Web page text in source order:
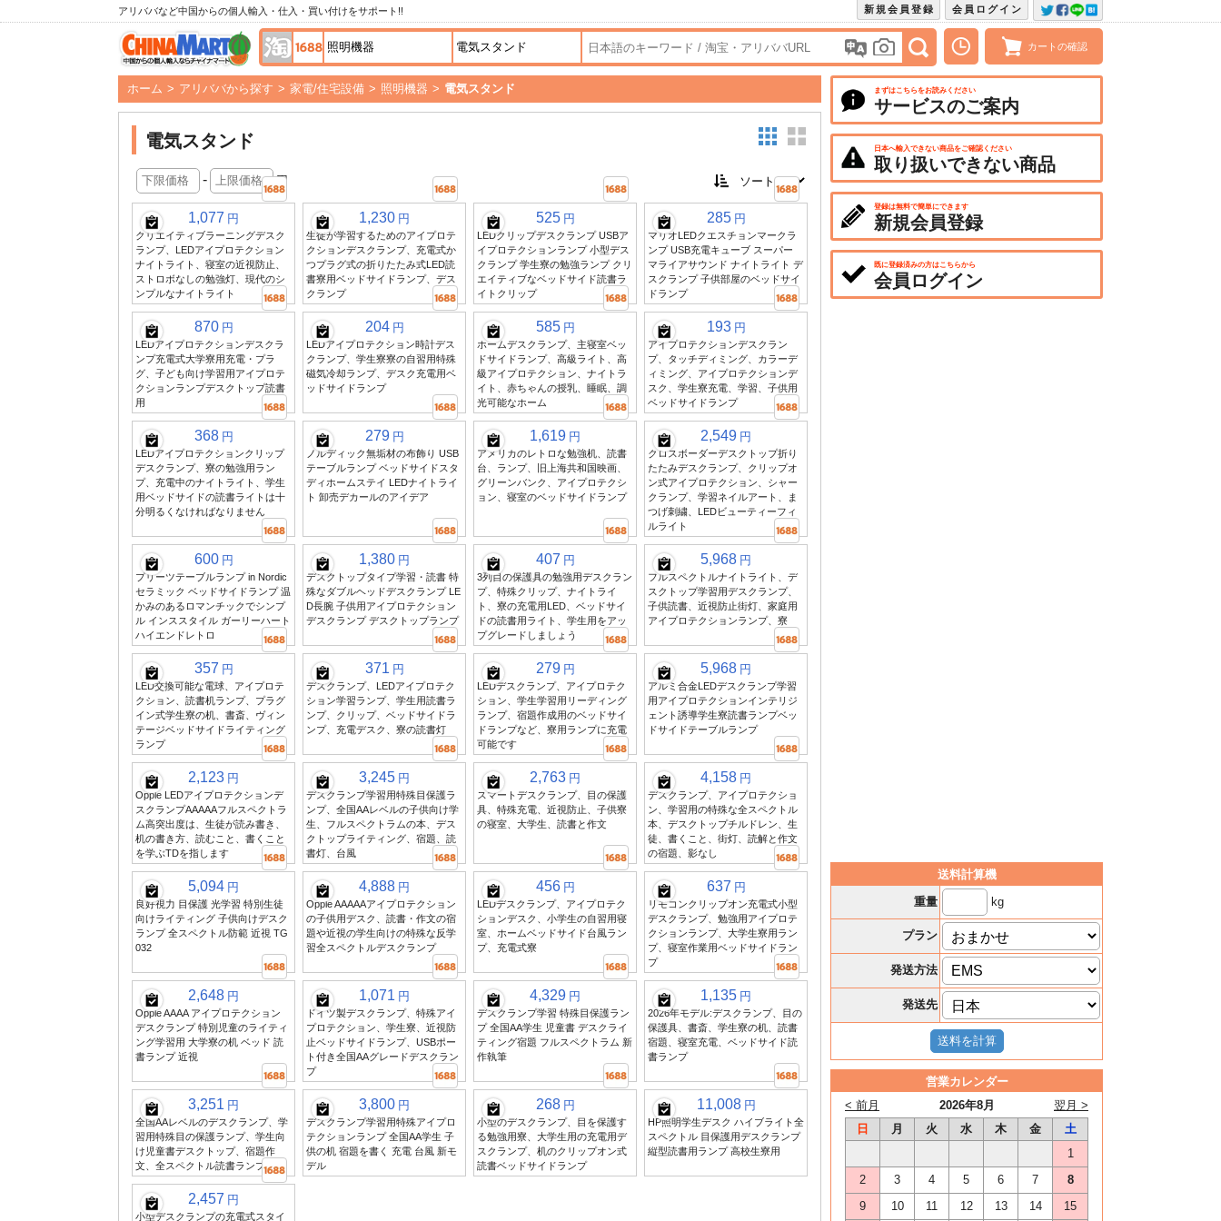
アリババなど中国からの個人輸入・仕入・買い付けをサポート!! 会員ログイン
新規会員登録
カートの確認
ホーム > アリババから探す > 家電/住宅設備 > 照明機器 > 電気スタンド
電気スタンド
- 円
1,077 円
クリエイティブラーニングデスク
ランプ、LEDアイプロテクション
ナイトライト、寝室の近視防止、
ストロボなしの勉強灯、現代のシ
ンプルなナイトライト
1,230 円
生徒が学習するためのアイプロテ
クションデスクランプ、充電式か
つプラグ式の折りたたみ式LED読
書寮用ベッドサイドランプ、デス
クランプ
525 円
LEDクリップデスクランプ USBア
イプロテクションランプ 小型デス
クランプ 学生寮の勉強ランプ クリ
エイティブなベッドサイド読書ラ
イトクリップ
285 円
マリオLEDクエスチョンマークラ
ンプ USB充電キューブ スーパー
マライアサウンド ナイトライト デ
スクランプ 子供部屋のベッドサイ
ドランプ
870 円
LEDアイプロテクションデスクラ
ンプ充電式大学寮用充電・プラ
グ、子ども向け学習用アイプロテ
クションランプデスクトップ読書
用
204 円
LEDアイプロテクション時計デス
クランプ、学生寮寮の自習用特殊
磁気冷却ランプ、デスク充電用ベ
ッドサイドランプ
585 円
ホームデスクランプ、主寝室ベッ
ドサイドランプ、高級ライト、高
級アイプロテクション、ナイトラ
イト、赤ちゃんの授乳、睡眠、調
光可能なホーム
193 円
アイプロテクションデスクラン
プ、タッチディミング、カラーデ
ィミング、アイプロテクションデ
スク、学生寮充電、学習、子供用
ベッドサイドランプ
368 円
LEDアイプロテクションクリップ
デスクランプ、寮の勉強用ラン
プ、充電中のナイトライト、学生
用ベッドサイドの読書ライトは十
分明るくなければなりません
279 円
ノルディック無垢材の布飾り USB
テーブルランプ ベッドサイドスタ
ディホームステイ LEDナイトライ
ト 卸売デカールのアイデア
1,619 円
アメリカのレトロな勉強机、読書
台、ランプ、旧上海共和国映画、
グリーンバンク、アイプロテクシ
ョン、寝室のベッドサイドランプ
2,549 円
クロスボーダーデスクトップ折り
たたみデスクランプ、クリップオ
ン式アイプロテクション、シャー
クランプ、学習ネイルアート、ま
つげ刺繍、LEDビューティーフィ
ルライト
600 円
プリーツテーブルランプ in Nordic
セラミック ベッドサイドランプ 温
かみのあるロマンチックでシンプ
ル インススタイル ガーリーハート
ハイエンドレトロ
1,380 円
デスクトップタイプ学習・読書 特
殊なダブルヘッドデスクランプ LE
D長腕 子供用アイプロテクション
デスクランプ デスクトップランプ
407 円
3列目の保護具の勉強用デスクラン
プ、特殊クリップ、ナイトライ
ト、寮の充電用LED、ベッドサイ
ドの読書用ライト、学生用をアッ
プグレードしましょう
5,968 円
フルスペクトルナイトライト、デ
スクトップ学習用デスクランプ、
子供読書、近視防止街灯、家庭用
アイプロテクションランプ、寮
357 円
LED交換可能な電球、アイプロテ
クション、読書机ランプ、プラグ
イン式学生寮の机、書斎、ヴィン
テージベッドサイドライティング
ランプ
371 円
デスクランプ、LEDアイプロテク
ション学習ランプ、学生用読書ラ
ンプ、クリップ、ベッドサイドラ
ンプ、充電デスク、寮の読書灯
279 円
LEDデスクランプ、アイプロテク
ション、学生学習用リーディング
ランプ、宿題作成用のベッドサイ
ドランプなど、寮用ランプに充電
可能です
5,968 円
アルミ合金LEDデスクランプ学習
用アイプロテクションインテリジ
ェント誘導学生寮読書ランプベッ
ドサイドテーブルランプ
2,123 円
Opple LEDアイプロテクションデ
スクランプAAAAAフルスペクトラ
ム高突出度は、生徒が読み書き、
机の書き方、読むこと、書くこと
を学ぶTDを指します
3,245 円
デスクランプ学習用特殊目保護ラ
ンプ、全国AAレベルの子供向け学
生、フルスペクトラムの本、デス
クトップライティング、宿題、読
書灯、台風
2,763 円
スマートデスクランプ、目の保護
具、特殊充電、近視防止、子供寮
の寝室、大学生、読書と作文
4,158 円
デスクランプ、アイプロテクショ
ン、学習用の特殊な全スペクトル
本、デスクトップチルドレン、生
徒、書くこと、街灯、読解と作文
の宿題、影なし
5,094 円
良好視力 目保護 光学習 特別生徒
向けライティング 子供向けデスク
ランプ 全スペクトル防範 近視 TG
032
4,888 円
Opple AAAAAアイプロテクション
の子供用デスク、読書・作文の宿
題や近視の学生向けの特殊な反学
習全スペクトルデスクランプ
456 円
LEDデスクランプ、アイプロテク
ションデスク、小学生の自習用寝
室、ホームベッドサイド台風ラン
プ、充電式寮
637 円
リモコンクリップオン充電式小型
デスクランプ、勉強用アイプロテ
クションランプ、大学生寮用ラン
プ、寝室作業用ベッドサイドラン
プ
2,648 円
Opple AAAA アイプロテクション
デスクランプ 特別児童のライティ
ング学習用 大学寮の机 ベッド 読
書ランプ 近視
1,071 円
ドイツ製デスクランプ、特殊アイ
プロテクション、学生寮、近視防
止ベッドサイドランプ、USBポー
ト付き全国AAグレードデスクラン
プ
4,329 円
デスクランプ学習 特殊目保護ラン
プ 全国AA学生 児童書 デスクライ
ティング宿題 フルスペクトラム 新
作執筆
1,135 円
2026年モデル:デスクランプ、目の
保護具、書斎、学生寮の机、読書
宿題、寝室充電、ベッドサイド読
書ランプ
3,251 円
全国AAレベルのデスクランプ、学
習用特殊目の保護ランプ、学生向
け児童書デスクトップ、宿題作
文、全スペクトル読書ランプ
3,800 円
デスクランプ学習用特殊アイプロ
テクションランプ 全国AA学生 子
供の机 宿題を書く 充電 台風 新モ
デル
268 円
小型のデスクランプ、目を保護す
る勉強用寮、大学生用の充電用デ
スクランプ、机のクリップオン式
読書ベッドサイドランプ
11,008 円
HP照明学生デスク ハイブライト全
スペクトル 目保護用デスクランプ
縦型読書用ランプ 高校生寮用
2,457 円
小型デスクランプの充電式スタイ
まずはこちらをお読みください
サービスのご案内
日本へ輸入できない商品をご確認ください
取り扱いできない商品
登録は無料で簡単にできます
新規会員登録
既に登録済みの方はこちらから
会員ログイン
送料計算機
重量
kg
プラン
発送方法
発送先
営業カレンダー
2026年8月
< 前月
翌月 >
日
月 火 水 木 金
土
1
2
3 4 5 6 7
8
9
10 11 12 13 14
15